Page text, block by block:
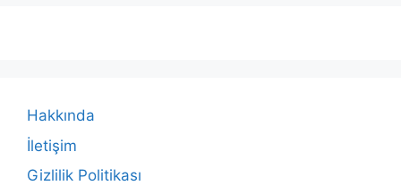
Hakkında
İletişim
Gizlilik Politikası